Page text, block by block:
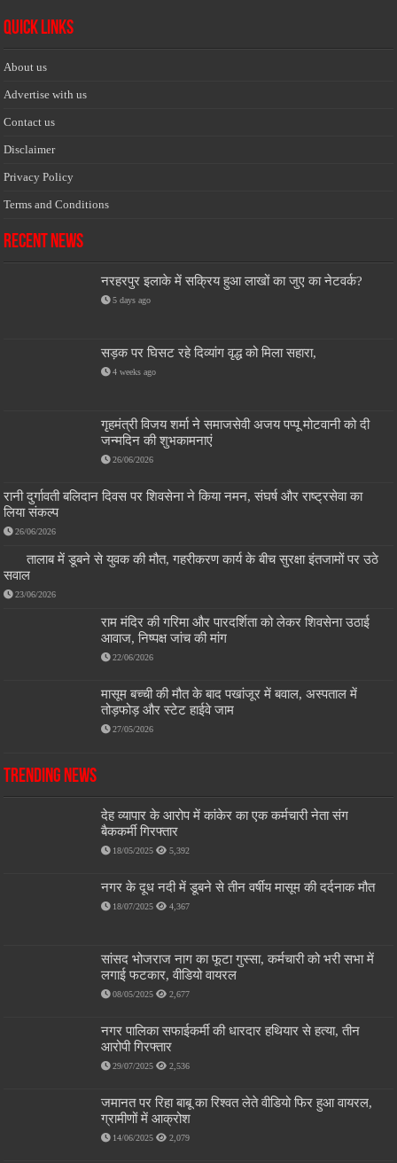
Quick Links
About us
Advertise with us
Contact us
Disclaimer
Privacy Policy
Terms and Conditions
Recent News
नरहरपुर इलाके में सक्रिय हुआ लाखों का जुए का नेटवर्क?
5 days ago
सड़क पर घिसट रहे दिव्यांग वृद्ध को मिला सहारा,
4 weeks ago
गृहमंत्री विजय शर्मा ने समाजसेवी अजय पप्पू मोटवानी को दी
जन्मदिन की शुभकामनाएं
26/06/2026
रानी दुर्गावती बलिदान दिवस पर शिवसेना ने किया नमन, संघर्ष और राष्ट्रसेवा का
लिया संकल्प
26/06/2026
तालाब में डूबने से युवक की मौत, गहरीकरण कार्य के बीच सुरक्षा इंतजामों पर उठे
सवाल
23/06/2026
राम मंदिर की गरिमा और पारदर्शिता को लेकर शिवसेना उठाई
आवाज, निष्पक्ष जांच की मांग
22/06/2026
मासूम बच्ची की मौत के बाद पखांजूर में बवाल, अस्पताल में
तोड़फोड़ और स्टेट हाईवे जाम
27/05/2026
Trending News
देह व्यापार के आरोप में कांकेर का एक कर्मचारी नेता संग
बैककर्मी गिरफ्तार
18/05/2025 5,392
नगर के दूध नदी में डूबने से तीन वर्षीय मासूम की दर्दनाक मौत
18/07/2025 4,367
सांसद भोजराज नाग का फूटा गुस्सा, कर्मचारी को भरी सभा में
लगाई फटकार, वीडियो वायरल
08/05/2025 2,677
नगर पालिका सफाईकर्मी की धारदार हथियार से हत्या, तीन
आरोपी गिरफ्तार
29/07/2025 2,536
जमानत पर रिहा बाबू का रिश्वत लेते वीडियो फिर हुआ वायरल,
ग्रामीणों में आक्रोश
14/06/2025 2,079